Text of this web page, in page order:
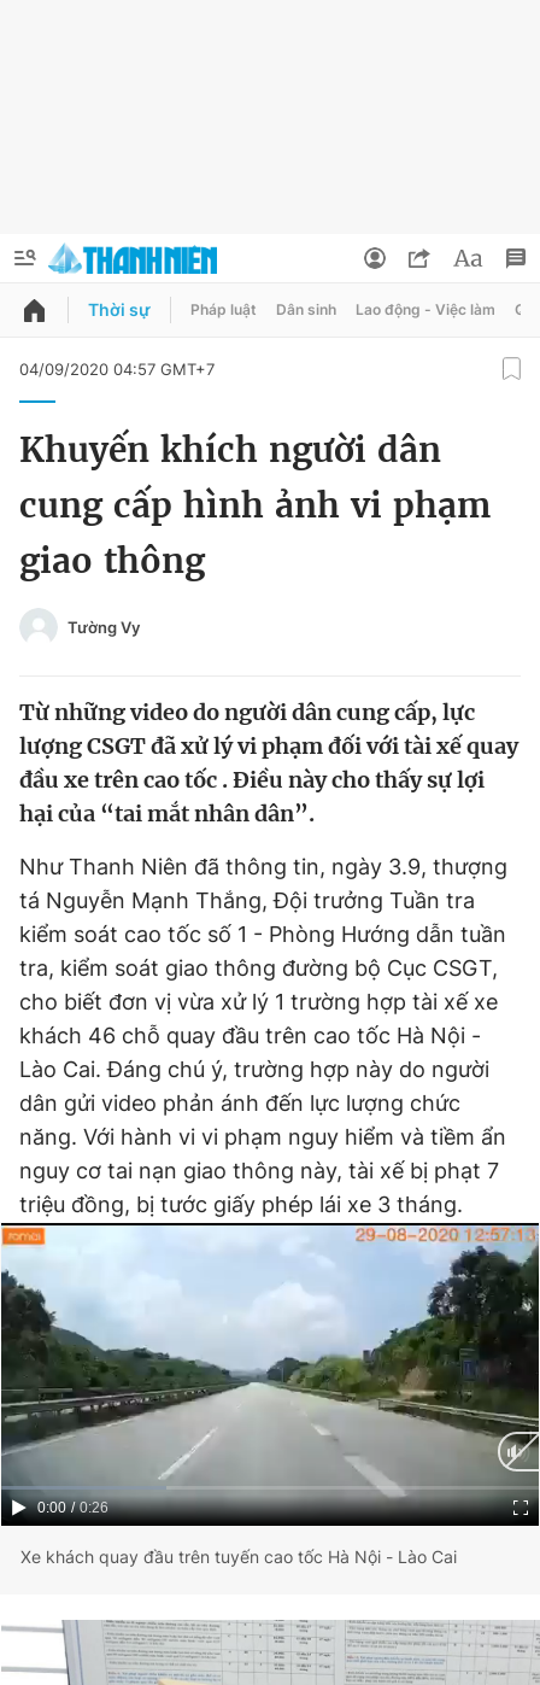
QUẢNG CÁO
Chuyên mục
Chào ngày mới
Video Magazine
Sản phẩm khác
Tiện ích Bạn cần biết
Thông tin tòa soạn Liên hệ quảng cáo
Đọc Thanh Niên trên điện thoại
Hotline
0906 645 777
Liên hệ quảng cáo
0908 780 404
Đặt báo Quảng cáo Tòa soạn Chính sách bảo
Tổng biên tập: Nguyễn Ngọc Toàn
Phó tổng biên tập thường trực: Hải Thành
Phó tổng biên tập: Lâm Hiếu Dũng
Phó tổng biên tập: Trần Việt Hưng
Tổng thư ký tòa soạn: Đức Trung
© 2003-2026 Bản quyền thuộc về Báo Thanh Niên. Cấm sao
chép dưới mọi hình thức nếu không có sự chấp thuận bằng văn
bản. Phát triển bởi ePi Technologies, JSC.
Đổi mật khẩu
Tin đã lưu
Tin đã xem
Đăng xuất
Thời sự Pháp luật Dân sinh Lao động - Việc làm
04/09/2020 04:57 GMT+7
Khuyến khích người dân
cung cấp hình ảnh vi phạm
giao thông
Tường Vy
Từ những video do người dân cung cấp, lực
lượng CSGT đã xử lý vi phạm đối với tài xế quay
đầu xe trên cao tốc . Điều này cho thấy sự lợi
hại của “tai mắt nhân dân”.
Như Thanh Niên đã thông tin, ngày 3.9, thượng
tá Nguyễn Mạnh Thắng, Đội trưởng Tuần tra
kiểm soát cao tốc số 1 - Phòng Hướng dẫn tuần
tra, kiểm soát giao thông đường bộ Cục CSGT,
cho biết đơn vị vừa xử lý 1 trường hợp tài xế xe
khách 46 chỗ quay đầu trên cao tốc Hà Nội -
Lào Cai. Đáng chú ý, trường hợp này do người
dân gửi video phản ánh đến lực lượng chức
năng. Với hành vi vi phạm nguy hiểm và tiềm ẩn
nguy cơ tai nạn giao thông này, tài xế bị phạt 7
triệu đồng, bị tước giấy phép lái xe 3 tháng.
Current
0:00 / Duration
0:26
Xe khách quay đầu trên tuyến cao tốc Hà Nội - Lào Cai